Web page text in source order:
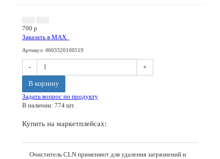
700 p
Заказать в МАХ
Артикул: 4603320100519
- +
В корзину
Задать вопрос по продукту
В наличии: 774 шт.
Купить на маркетплейсах:
Очиститель CLN применяют для удаления загрязнений и